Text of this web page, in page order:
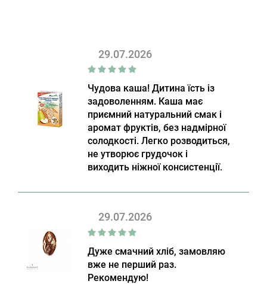
29.07.2026
Чудова каша! Дитина їсть із
задоволенням. Каша має
приємний натуральний смак і
аромат фруктів, без надмірної
солодкості. Легко розводиться,
не утворює грудочок і
виходить ніжної консистенції.
29.07.2026
Дуже смачний хліб, замовляю
вже не перший раз.
Рекомендую!